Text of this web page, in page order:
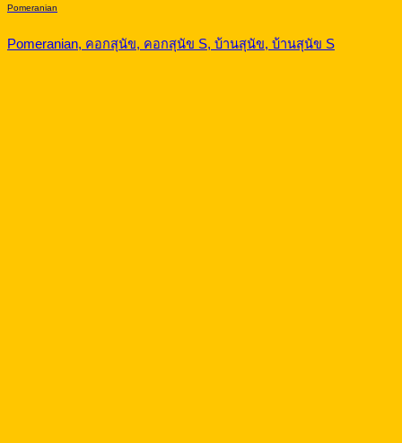
Pomeranian
Pomeranian, คอกสุนัข, คอกสุนัข S, บ้านสุนัข, บ้านสุนัข S